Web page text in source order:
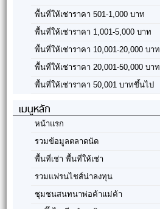
พื้นที่ให้เช่าราคา 501-1,000 บาท
พื้นที่ให้เช่าราคา 1,001-5,000 บาท
พื้นที่ให้เช่าราคา 10,001-20,000 บาท
พื้นที่ให้เช่าราคา 20,001-50,000 บาท
พื้นที่ให้เช่าราคา 50,001 บาทขึ้นไป
เมนูหลัก
หน้าแรก
รวมข้อมูลตลาดนัด
พื้นที่เช่า พื้นที่ให้เช่า
รวมแฟรนไชส์น่าลงทุน
ชุมชนสนทนาพ่อค้าแม่ค้า